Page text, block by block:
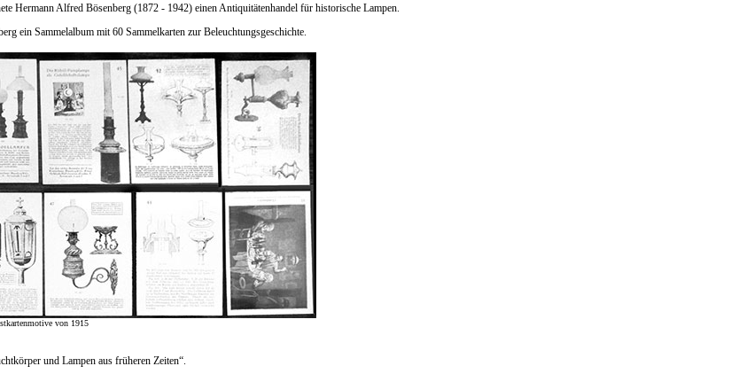
Hermann Alfred Bösenberg (1872 - 1942) einen Antiquitätenhandel für historische Lampen.
ein Sammelalbum mit 60 Sammelkarten zur Beleuchtungsgeschichte.
von 1915
und Lampen aus früheren Zeiten“.